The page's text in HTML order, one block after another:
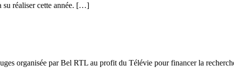
réaliser cette année. […]
organisée par Bel RTL au profit du Télévie pour financer la